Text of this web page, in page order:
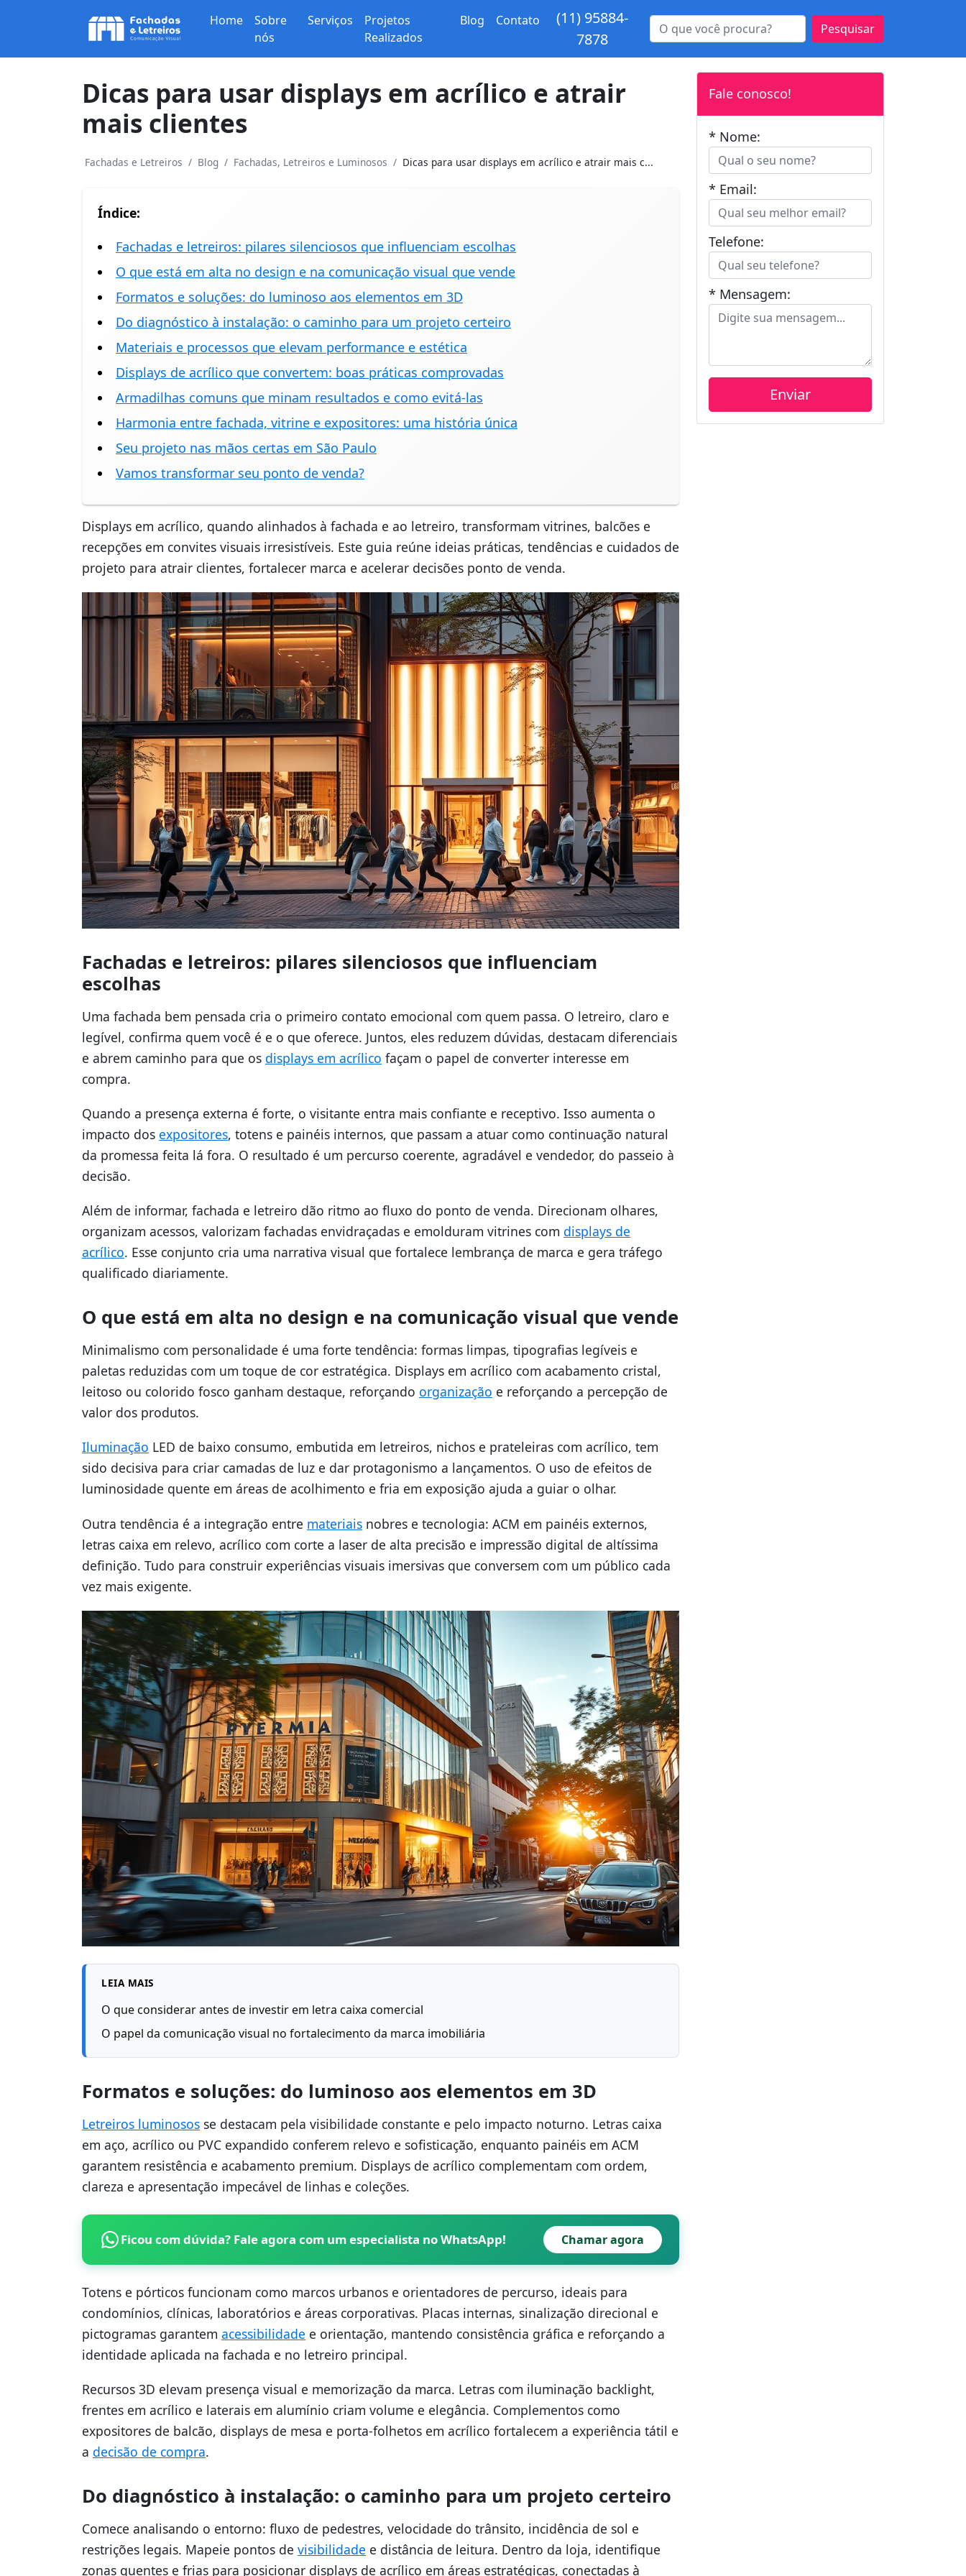
Home
Sobre
nós
Serviços
Projetos
Realizados
Blog Contato
(11) 95884-
7878
Pesquisar
Dicas para usar displays em acrílico e atrair
mais clientes
Fachadas e Letreiros Blog Fachadas, Letreiros e Luminosos Dicas para usar displays em acrílico e atrair mais c...
Índice:
Fachadas e letreiros: pilares silenciosos que influenciam escolhas
O que está em alta no design e na comunicação visual que vende
Formatos e soluções: do luminoso aos elementos em 3D
Do diagnóstico à instalação: o caminho para um projeto certeiro
Materiais e processos que elevam performance e estética
Displays de acrílico que convertem: boas práticas comprovadas
Armadilhas comuns que minam resultados e como evitá-las
Harmonia entre fachada, vitrine e expositores: uma história única
Seu projeto nas mãos certas em São Paulo
Vamos transformar seu ponto de venda?
Displays em acrílico, quando alinhados à fachada e ao letreiro, transformam vitrines, balcões e
recepções em convites visuais irresistíveis. Este guia reúne ideias práticas, tendências e cuidados de
projeto para atrair clientes, fortalecer marca e acelerar decisões ponto de venda.
Fachadas e letreiros: pilares silenciosos que influenciam
escolhas
Uma fachada bem pensada cria o primeiro contato emocional com quem passa. O letreiro, claro e
legível, confirma quem você é e o que oferece. Juntos, eles reduzem dúvidas, destacam diferenciais
e abrem caminho para que os displays em acrílico façam o papel de converter interesse em
compra.
Quando a presença externa é forte, o visitante entra mais confiante e receptivo. Isso aumenta o
impacto dos expositores, totens e painéis internos, que passam a atuar como continuação natural
da promessa feita lá fora. O resultado é um percurso coerente, agradável e vendedor, do passeio à
decisão.
Além de informar, fachada e letreiro dão ritmo ao fluxo do ponto de venda. Direcionam olhares,
organizam acessos, valorizam fachadas envidraçadas e emolduram vitrines com displays de
acrílico. Esse conjunto cria uma narrativa visual que fortalece lembrança de marca e gera tráfego
qualificado diariamente.
O que está em alta no design e na comunicação visual que vende
Minimalismo com personalidade é uma forte tendência: formas limpas, tipografias legíveis e
paletas reduzidas com um toque de cor estratégica. Displays em acrílico com acabamento cristal,
leitoso ou colorido fosco ganham destaque, reforçando organização e reforçando a percepção de
valor dos produtos.
Iluminação LED de baixo consumo, embutida em letreiros, nichos e prateleiras com acrílico, tem
sido decisiva para criar camadas de luz e dar protagonismo a lançamentos. O uso de efeitos de
luminosidade quente em áreas de acolhimento e fria em exposição ajuda a guiar o olhar.
Outra tendência é a integração entre materiais nobres e tecnologia: ACM em painéis externos,
letras caixa em relevo, acrílico com corte a laser de alta precisão e impressão digital de altíssima
definição. Tudo para construir experiências visuais imersivas que conversem com um público cada
vez mais exigente.
LEIA MAIS
O que considerar antes de investir em letra caixa comercial
O papel da comunicação visual no fortalecimento da marca imobiliária
Formatos e soluções: do luminoso aos elementos em 3D
Letreiros luminosos se destacam pela visibilidade constante e pelo impacto noturno. Letras caixa
em aço, acrílico ou PVC expandido conferem relevo e sofisticação, enquanto painéis em ACM
garantem resistência e acabamento premium. Displays de acrílico complementam com ordem,
clareza e apresentação impecável de linhas e coleções.
Ficou com dúvida? Fale agora com um especialista no WhatsApp! Chamar agora
Totens e pórticos funcionam como marcos urbanos e orientadores de percurso, ideais para
condomínios, clínicas, laboratórios e áreas corporativas. Placas internas, sinalização direcional e
pictogramas garantem acessibilidade e orientação, mantendo consistência gráfica e reforçando a
identidade aplicada na fachada e no letreiro principal.
Recursos 3D elevam presença visual e memorização da marca. Letras com iluminação backlight,
frentes em acrílico e laterais em alumínio criam volume e elegância. Complementos como
expositores de balcão, displays de mesa e porta-folhetos em acrílico fortalecem a experiência tátil e
a decisão de compra.
Do diagnóstico à instalação: o caminho para um projeto certeiro
Comece analisando o entorno: fluxo de pedestres, velocidade do trânsito, incidência de sol e
restrições legais. Mapeie pontos de visibilidade e distância de leitura. Dentro da loja, identifique
zonas quentes e frias para posicionar displays de acrílico em áreas estratégicas, conectadas à
Fale conosco!
* Nome:
* Email:
Telefone:
* Mensagem: